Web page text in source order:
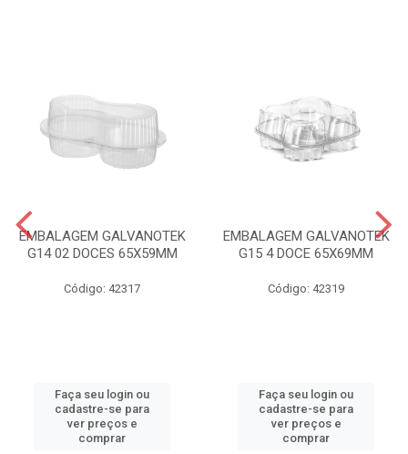
EMBALAGEM GALVANOTEK
G14 02 DOCES 65X59MM
Código: 42317
Faça seu login ou
cadastre-se para
ver preços e
comprar
EMBALAGEM GALVANOTEK
G15 4 DOCE 65X69MM
Código: 42319
Faça seu login ou
cadastre-se para
ver preços e
comprar